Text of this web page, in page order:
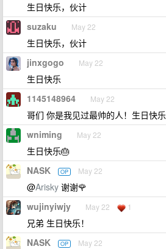
生日快乐，伙计
suzaku May 22
生日快乐，伙计
jinxgogo May 22
生日快乐
1145148964 May 22
哥们 你是我见过最帅的人！生日快乐
wniming May 22
生日快乐🎂
NASK OP May 22
@Arisky 谢谢🌹
wujinyiwjy May 22 1
兄弟 生日快乐！
NASK OP May 22